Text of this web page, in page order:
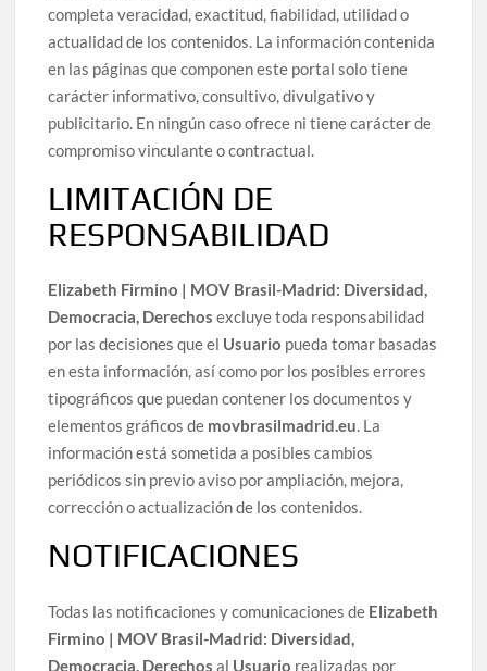
completa veracidad, exactitud, fiabilidad, utilidad o
actualidad de los contenidos. La información contenida
en las páginas que componen este portal solo tiene
carácter informativo, consultivo, divulgativo y
publicitario. En ningún caso ofrece ni tiene carácter de
compromiso vinculante o contractual.
LIMITACIÓN DE
RESPONSABILIDAD
Elizabeth Firmino | MOV Brasil-Madrid: Diversidad,
Democracia, Derechos excluye toda responsabilidad
por las decisiones que el Usuario pueda tomar basadas
en esta información, así como por los posibles errores
tipográficos que puedan contener los documentos y
elementos gráficos de movbrasilmadrid.eu. La
información está sometida a posibles cambios
periódicos sin previo aviso por ampliación, mejora,
corrección o actualización de los contenidos.
NOTIFICACIONES
Todas las notificaciones y comunicaciones de Elizabeth
Firmino | MOV Brasil-Madrid: Diversidad,
Democracia, Derechos al Usuario realizadas por